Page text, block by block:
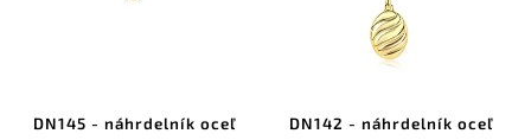
DN145 - náhrdelník oceľ DN142 - náhrdelník oceľ